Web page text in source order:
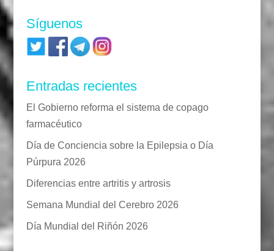
Síguenos
Entradas recientes
El Gobierno reforma el sistema de copago
farmacéutico
Día de Conciencia sobre la Epilepsia o Día
Púrpura 2026
Diferencias entre artritis y artrosis
Semana Mundial del Cerebro 2026
Día Mundial del Riñón 2026